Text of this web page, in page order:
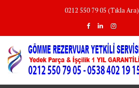
0212 550 79 05 (Tıkla Ara)